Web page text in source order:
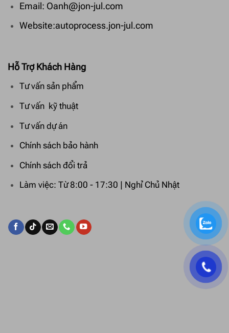
Email: Oanh@jon-jul.com
Website:autoprocess.jon-jul.com
Hỗ Trợ Khách Hàng
Tư vấn sản phẩm
Tư vấn kỹ thuật
Tư vấn dự án
Chính sách bảo hành
Chính sách đổi trả
Làm việc: Từ 8:00 - 17:30 | Nghỉ Chủ Nhật